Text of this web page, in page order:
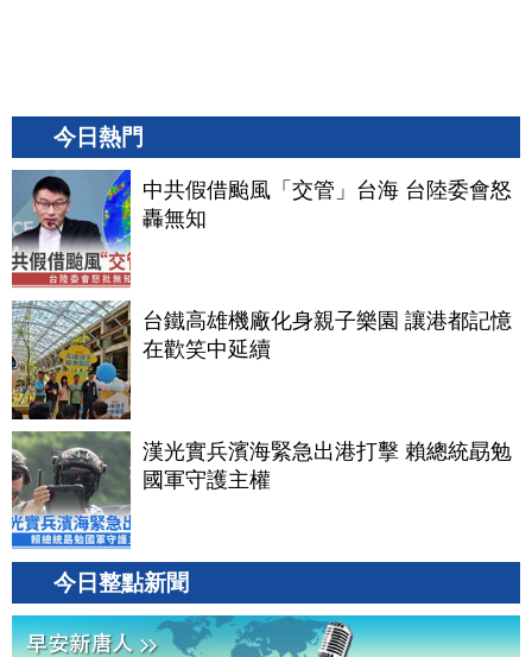
今日熱門
中共假借颱風「交管」台海 台陸委會怒
轟無知
台鐵高雄機廠化身親子樂園 讓港都記憶
在歡笑中延續
漢光實兵濱海緊急出港打擊 賴總統勗勉
國軍守護主權
今日整點新聞